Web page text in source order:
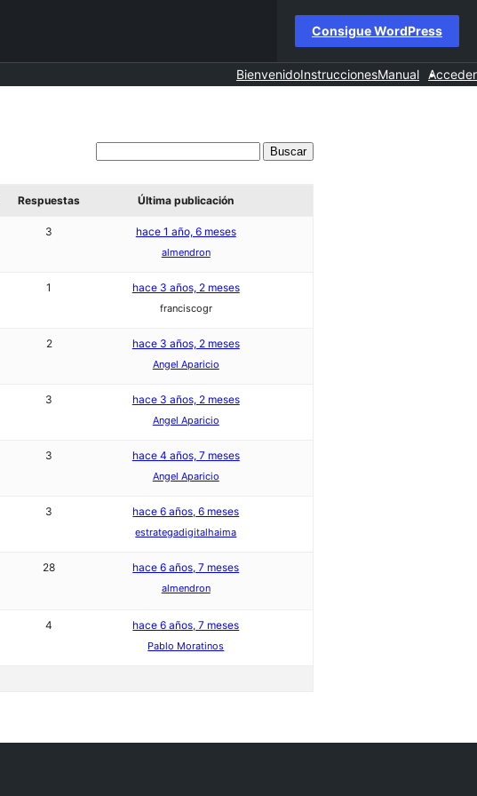
Consigue WordPress
BienvenidoInstruccionesManual Acceder
Respuestas Última publicación
3 hace 1 año, 6 meses
almendron
1 hace 3 años, 2 meses
franciscogr
2 hace 3 años, 2 meses
Angel Aparicio
3 hace 3 años, 2 meses
Angel Aparicio
3 hace 4 años, 7 meses
Angel Aparicio
3 hace 6 años, 6 meses
estrategadigitalhaima
28 hace 6 años, 7 meses
almendron
4 hace 6 años, 7 meses
Pablo Moratinos